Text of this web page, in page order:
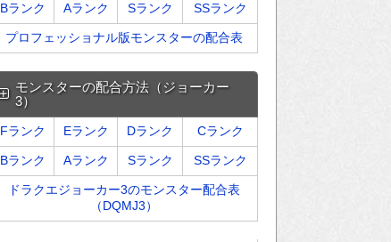
Bランク Aランク Sランク SSランク
プロフェッショナル版モンスターの配合表
モンスターの配合方法（ジョーカー
3）
Fランク Eランク Dランク Cランク
Bランク Aランク Sランク SSランク
ドラクエジョーカー3のモンスター配合表
（DQMJ3）